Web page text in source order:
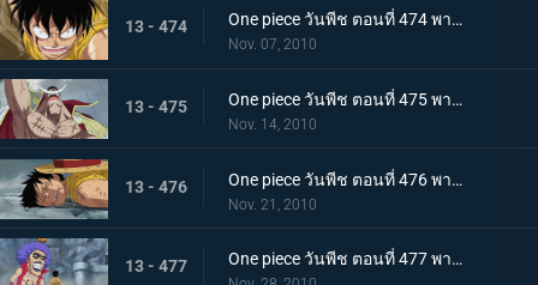
13 - 474 One piece วันพีช ตอนที่ 474 พากย์ไทย คำสั่งลงมือประหารออกมาแล้ว ถล่มกำแพงที่ล้อมเร็วเข้า!
Nov. 07, 2010
13 - 475 One piece วันพีช ตอนที่ 475 พากย์ไทย เข้าสู่ช่วงสุดท้าย! หมากพลิกสถานการณ์ของหนวดขาว
Nov. 14, 2010
13 - 476 One piece วันพีช ตอนที่ 476 พากย์ไทย ลูพี่หมดแรง! สงครามดุเดือดเหนือลานโอริส!!
Nov. 21, 2010
13 - 477 One piece วันพีช ตอนที่ 477 พากย์ไทย พลังที่ลดอายุขัย! ใช้เทนชั่นฮอร์โมนอีกครั้ง!